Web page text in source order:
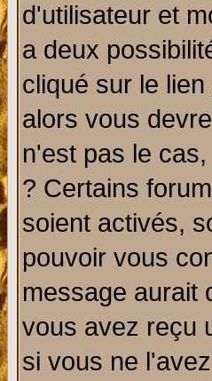
d'utilisateur et
a deux
cliqué sur le lien
alors vous
n'est pas le
? Certains
soient activés,
pouvoir vous
message aurait
vous avez reçu
si vous ne